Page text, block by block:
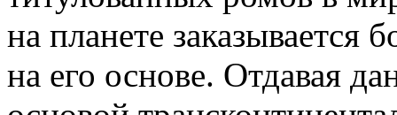
на планете заказывается
на его основе. Отдавая